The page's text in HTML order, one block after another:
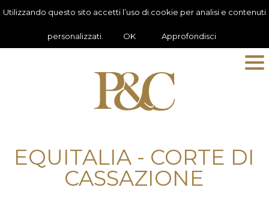
Utilizzando questo sito accetti l’uso di cookie per analisi e contenuti
personalizzati. OK Approfondisci
EQUITALIA - CORTE DI
CASSAZIONE